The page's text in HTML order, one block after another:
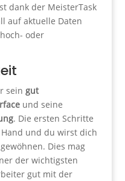
dank der MeisterTask
auf aktuelle Daten
oder
sein gut
und seine
. Die ersten Schritte
und du wirst dich
Dies mag
der wichtigsten
gut mit der